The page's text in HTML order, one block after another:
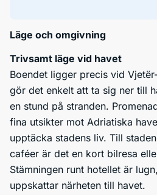
Läge och omgivning
Trivsamt läge vid havet
Boendet ligger precis vid
gör det enkelt att ta sig ner till
en stund på stranden.
fina utsikter mot Adriatiska
upptäcka stadens liv. Till
caféer är det en kort bilresa
Stämningen runt hotellet är
uppskattar närheten till havet.